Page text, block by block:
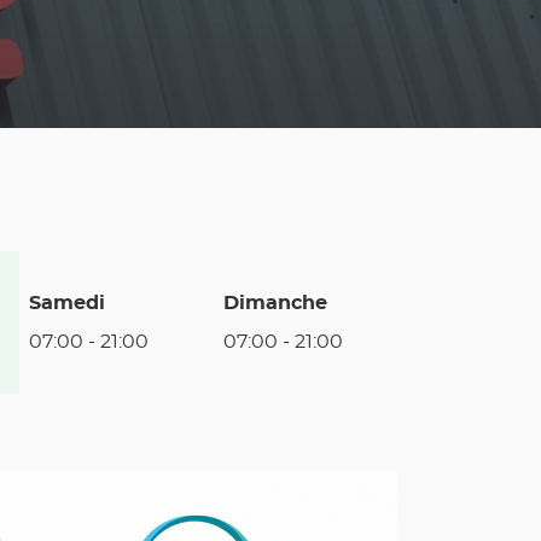
Samedi
07:00 -21:00
Dimanche
07:00 - 21:00